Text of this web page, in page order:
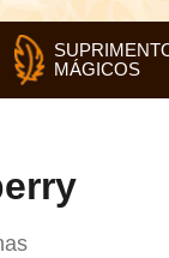
MÁGICOS